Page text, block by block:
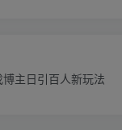
博主日引百人新玩法